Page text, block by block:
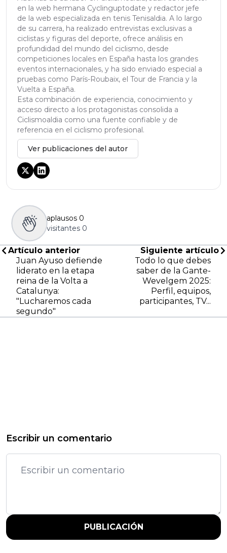
en la web hermana Cyclinguptodate y redactor jefe
de la web especializada en tenis Tenisaldia. A lo largo
de su carrera, ha realizado entrevistas exclusivas a
ciclistas y figuras del deporte, ofrece análisis en
profundidad del mundo del ciclismo, desde
competiciones locales en España hasta los grandes
eventos internacionales, y ha sido enviado especial a
pruebas como París-Roubaix, el Tour de Francia y la
Vuelta a España.
Esta combinación de experiencia, conocimiento y
acceso directo a los protagonistas consolida a
Ciclismoaldia como una fuente confiable y de
referencia en el ciclismo profesional.
Ver publicaciones del autor
aplausos 0
visitantes 0
Artículo anterior
Juan Ayuso defiende
liderato en la etapa
reina de la Volta a
Catalunya:
"Lucharemos cada
segundo"
Siguiente artículo
Todo lo que debes
saber de la Gante-
Wevelgem 2025:
Perfil, equipos,
participantes, TV...
Escribir un comentario
PUBLICACIÓN